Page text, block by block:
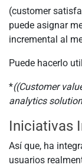
(customer
puede asignar
incremental al
Puede hacerlo
*((Customer
analytics
Iniciativas
Así que, ha
usuarios